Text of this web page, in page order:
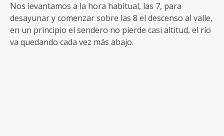
Nos levantamos a la hora habitual, las 7, para
desayunar y comenzar sobre las 8 el descenso al valle,
en un principio el sendero no pierde casi altitud, el río
va quedando cada vez más abajo.